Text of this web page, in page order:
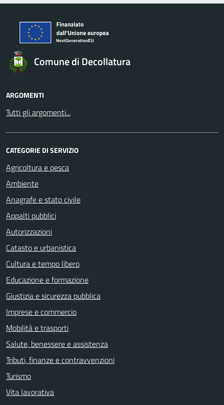
Comune di Decollatura
ARGOMENTI
Tutti gli argomenti...
CATEGORIE DI SERVIZIO
Agricoltura e pesca
Ambiente
Anagrafe e stato civile
Appalti pubblici
Autorizzazioni
Catasto e urbanistica
Cultura e tempo libero
Educazione e formazione
Giustizia e sicurezza pubblica
Imprese e commercio
Mobilità e trasporti
Salute, benessere e assistenza
Tributi, finanze e contravvenzioni
Turismo
Vita lavorativa